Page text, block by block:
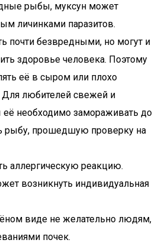
рыбы, муксун может
личинками паразитов.
почти безвредными, но могут и
здоровье человека. Поэтому
её в сыром или плохо
любителей свежей и
необходимо замораживать до
рыбу, прошедшую проверку на
аллергическую реакцию.
возникнуть индивидуальная
виде не желательно людям,
почек.